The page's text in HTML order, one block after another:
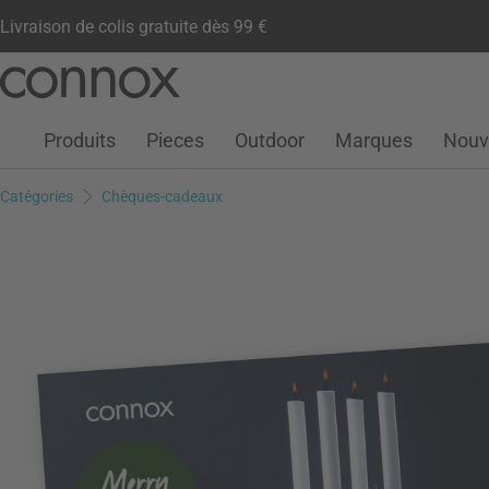
Livraison de colis gratuite dès 99 €
contenu
Compte clientListe de souhaits
Warenkorb
Produits Pieces Outdoor Marques
Catégories Chèques-cadeaux